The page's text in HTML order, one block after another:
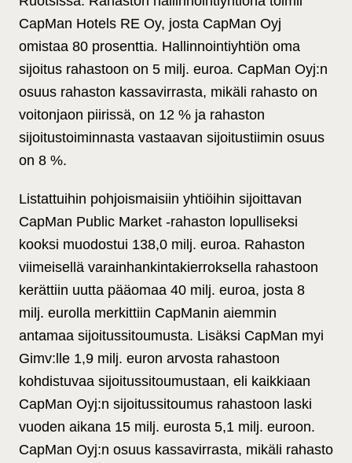
CapMan Hotels RE Oy, josta CapMan Oyj
omistaa 80 prosenttia. Hallinnointiyhtiön oma
sijoitus rahastoon on 5 milj. euroa. CapMan Oyj:n
osuus rahaston kassavirrasta, mikäli rahasto on
voitonjaon piirissä, on 12 % ja rahaston
sijoitustoiminnasta vastaavan sijoitustiimin osuus
on 8 %.
Listattuihin pohjoismaisiin yhtiöihin sijoittavan
CapMan Public Market -rahaston lopulliseksi
kooksi muodostui 138,0 milj. euroa. Rahaston
viimeisellä varainhankintakierroksella rahastoon
kerättiin uutta pääomaa 40 milj. euroa, josta 8
milj. eurolla merkittiin CapManin aiemmin
antamaa sijoitussitoumusta. Lisäksi CapMan myi
Gimv:lle 1,9 milj. euron arvosta rahastoon
kohdistuvaa sijoitussitoumustaan, eli kaikkiaan
CapMan Oyj:n sijoitussitoumus rahastoon laski
vuoden aikana 15 milj. eurosta 5,1 milj. euroon.
CapMan Oyj:n osuus kassavirrasta, mikäli rahasto